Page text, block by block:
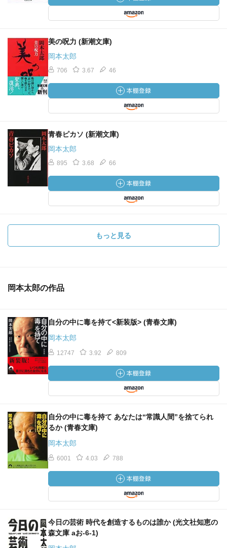
美の呪力 (新潮文庫)
岡本太郎
706 3.67 46
青春ピカソ (新潮文庫)
岡本太郎
895 3.68 66
もっと見る
岡本太郎の作品
自分の中に毒を持て<新装版> (青春文庫)
岡本太郎
12747 3.92 809
自分の中に毒を持て あなたは“常識人間”を捨てられ
るか (青春文庫)
岡本太郎
6001 4.03 788
今日の芸術 時代を創造するものは誰か (光文社知恵の
森文庫 aお-6-1)